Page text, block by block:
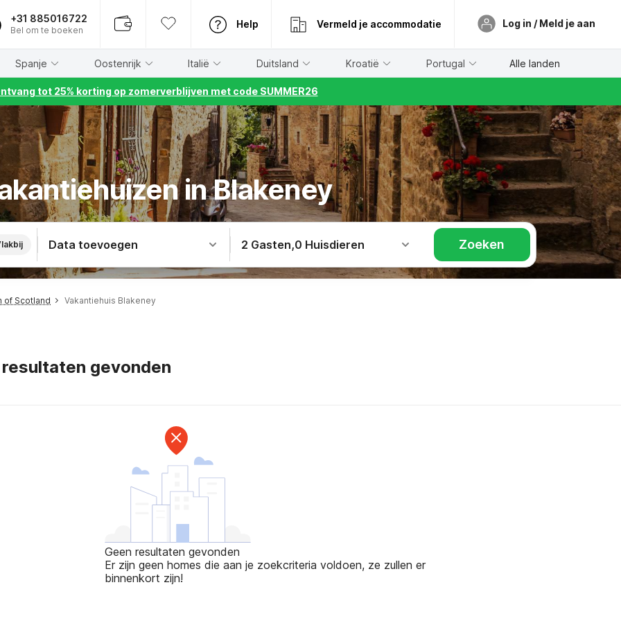
+31 885016722
Bel om te boeken
Help Vermeld je accommodatie Log in / Meld je aan
Spanje Oostenrijk Italië Duitsland Kroatië Portugal Alle landen
tot 25% korting op zomerverblijven met code SUMMER26
in Blakeney
Data toevoegen 2 Gasten,0 Huisdieren Zoeken
of Scotland Vakantiehuis Blakeney
resultaten gevonden
Geen resultaten gevonden
Er zijn geen homes die aan je zoekcriteria voldoen, ze zullen er
binnenkort zijn!